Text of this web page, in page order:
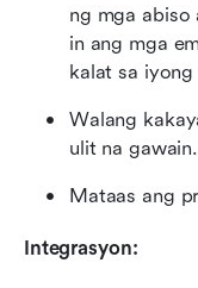
ng mga
in ang mga
kalat sa iyong
Walang
ulit na gawain.
Mataas ang
Integrasyon: